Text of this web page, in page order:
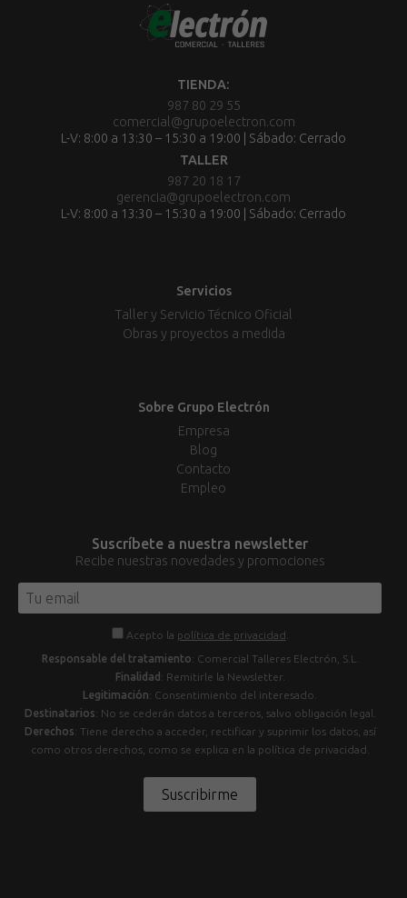
TIENDA:
987 80 29 55
comercial@grupoelectron.com
L-V: 8:00 a 13:30 – 15:30 a 19:00 | Sábado: Cerrado
TALLER
987 20 18 17
gerencia@grupoelectron.com
L-V: 8:00 a 13:30 – 15:30 a 19:00 | Sábado: Cerrado
Servicios
Taller y Servicio Técnico Oficial
Obras y proyectos a medida
Sobre Grupo Electrón
Empresa
Blog
Contacto
Empleo
Suscríbete a nuestra newsletter
Recibe nuestras novedades y promociones
Acepto la política de privacidad
Responsable del tratamiento: Comercial Talleres Electrón, S.L.
Finalidad : Remitirle la Newsletter.
Legitimación: Consentimiento del interesado.
Destinatarios: No se cederán datos a terceros, salvo obligación legal.
Derechos: Tiene derecho a acceder, rectificar y suprimir los datos, así
como otros derechos, como se explica en la política de privacidad.
Suscribirme